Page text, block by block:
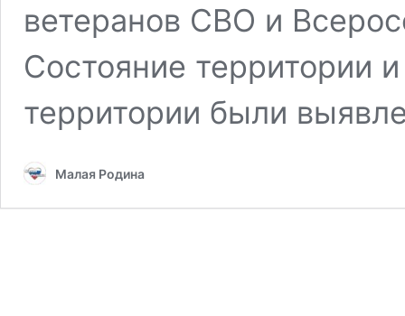
ветеранов СВО и
Состояние территории
территории были
Малая Родина